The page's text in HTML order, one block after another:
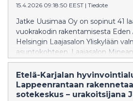
15.4.2026 09:18:50 EEST | Tiedote
Jatke Uusimaa Oy on sopinut 41
vuokrakodin rakentamisesta Eden
Helsingin Laajasalon Yliskylään
asuntokohteen, Laajasalon
alkavat heti, ja sen on tarkoitus
Etelä-Karjalan
Lappeenrantaan
sotekeskus – urakoitsijana